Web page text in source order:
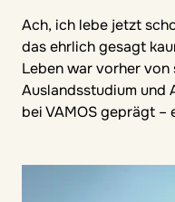
Ach, ich lebe jetzt
das ehrlich gesagt
Leben war vorher von
Auslandsstudium und
bei VAMOS geprägt –